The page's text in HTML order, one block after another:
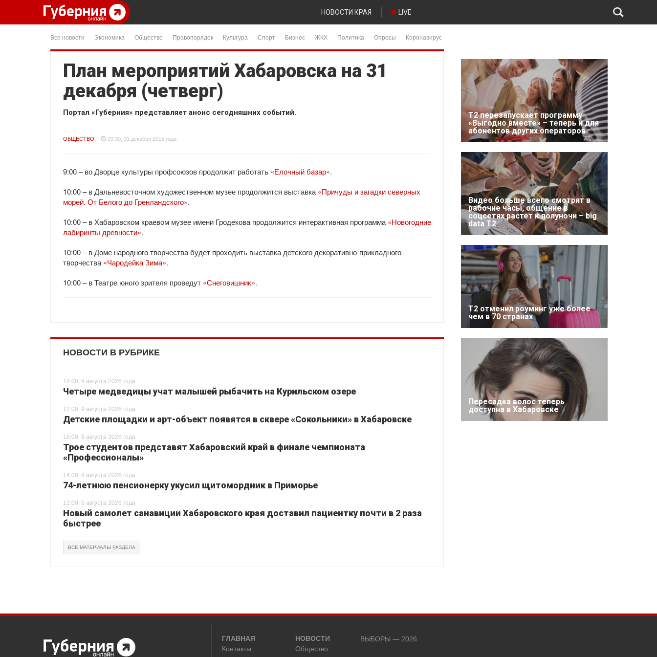
НОВОСТИ КРАЯ LIVE
Все новости Экономика Общество Правопорядок Культура Спорт Бизнес ЖКХ Политика Опросы Коронавирус
План мероприятий Хабаровска на 31
декабря (четверг)
Портал «Губерния» представляет анонс сегодняшних событий.
ОБЩЕСТВО 09:30, 31 декабря 2015 года
9:00 – во Дворце культуры профсоюзов продолжит работать «Елочный базар».
10:00 – в Дальневосточном художественном музее продолжится выставка «Причуды и загадки северных
морей. От Белого до Гренландского».
10:00 – в Хабаровском краевом музее имени Гродекова продолжится интерактивная программа «Новогодние
лабиринты древности».
10:00 – в Доме народного творчества будет проходить выставка детского декоративно-прикладного
творчества «Чародейка Зима».
10:00 – в Театре юного зрителя проведут «Снеговишник».
НОВОСТИ В РУБРИКЕ
18:00, 9 августа 2026 года
Четыре медведицы учат малышей рыбачить на Курильском озере
12:00, 9 августа 2026 года
Детские площадки и арт-объект появятся в сквере «Сокольники» в Хабаровске
16:00, 8 августа 2026 года
Трое студентов представят Хабаровский край в финале чемпионата
«Профессионалы»
14:00, 8 августа 2026 года
74-летнюю пенсионерку укусил щитомордник в Приморье
12:00, 8 августа 2026 года
Новый самолет санавиции Хабаровского края доставил пациентку почти в 2 раза
быстрее
ВСЕ МАТЕРИАЛЫ РАЗДЕЛА
Т2 перезапускает программу
«Выгодно вместе» – теперь и для
абонентов других операторов
Видео больше всего смотрят в
рабочие часы, общение в
соцсетях растет к полуночи – big
data T2
Т2 отменил роуминг уже более
чем в 70 странах
Пересадка волос теперь
доступна в Хабаровске
ГЛАВНАЯ
Контакты
НОВОСТИ
Общество
ВЫБОРЫ — 2026